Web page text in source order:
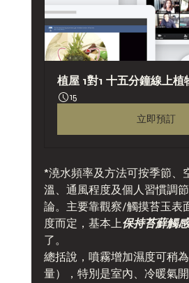
植屋 1對1 十五分鐘線上
15
立即預訂
*澆水頻率及方法可按季節、
溫、通風程度及個人習慣調
論。主要靠觀察/觸摸苔玉表
度而定，基本上保持苔蘚觸
了。
總括說，噴霧增加濕度可稍
量），特別是室內、冷暖氣開